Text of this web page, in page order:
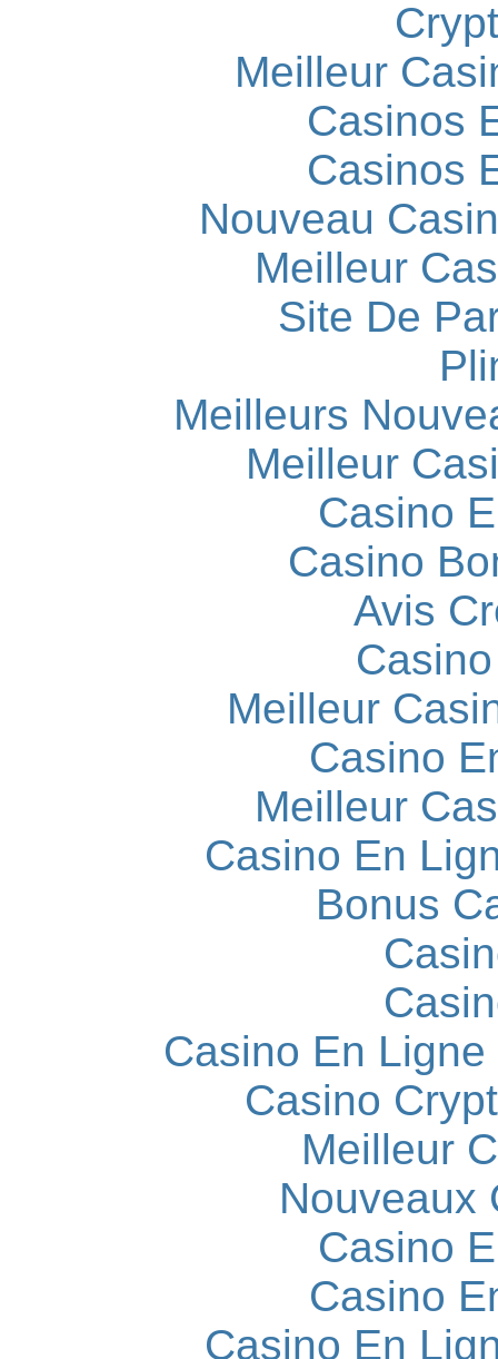
Meilleur
Casinos
Casinos
Nouveau
Meilleur
Site De
Meilleurs
Meilleur
Casino
Casino
Avis
Meilleur
Casino
Meilleur
Casino En
Bonus
Casino En
Casino
Meilleur
Nouveaux
Casino
Casino
Casino En